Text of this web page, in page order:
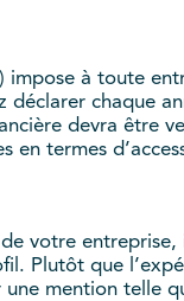
à toute
chaque
devra être
termes
votre
Plutôt que
mention telle